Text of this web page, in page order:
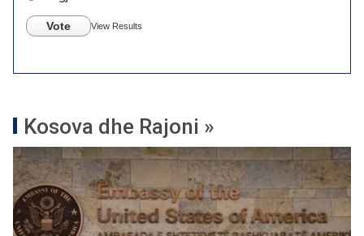
Vote View Results
Kosova dhe Rajoni »